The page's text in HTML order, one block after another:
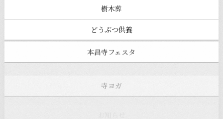
樹木葬
どうぶつ供養
本昌寺フェスタ
お知らせ